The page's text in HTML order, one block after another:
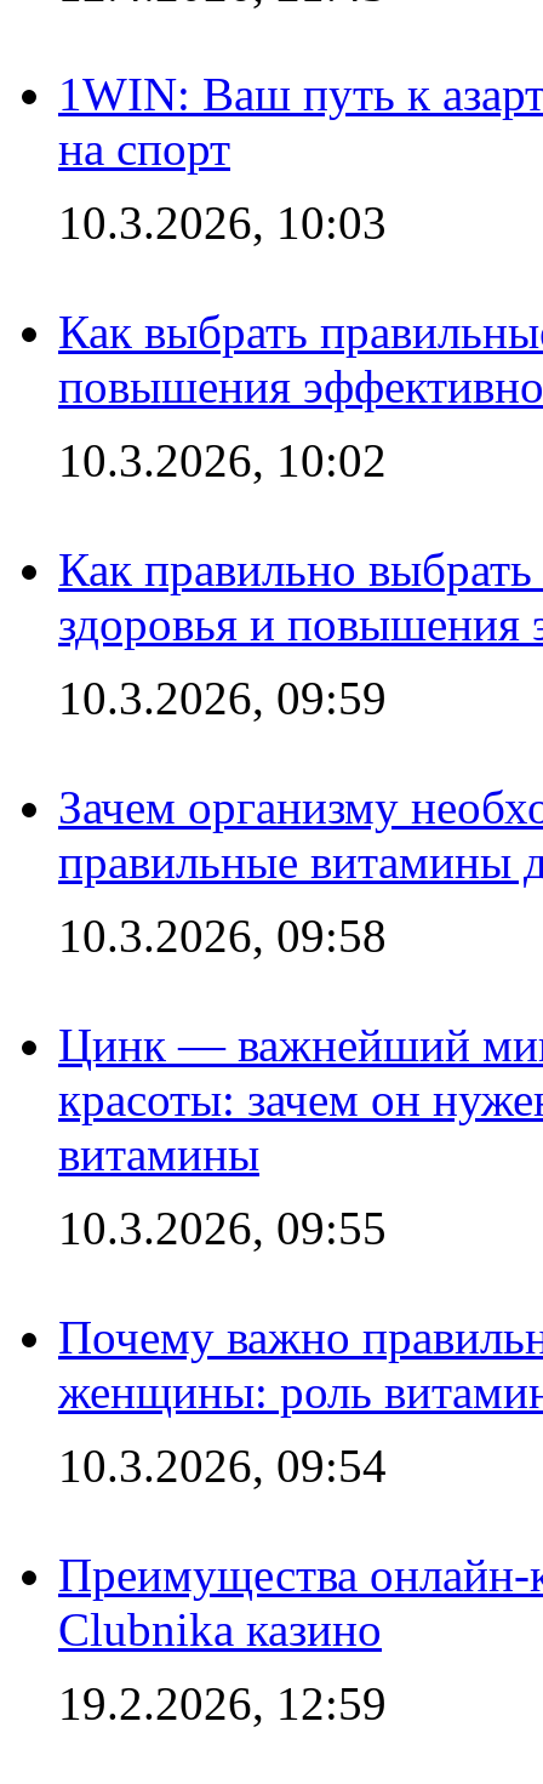
1WIN: Ваш путь к
на спорт
10.3.2026, 10:03
Как выбрать
повышения
10.3.2026, 10:02
Как правильно
здоровья и повышения
10.3.2026, 09:59
Зачем организму
правильные витамины
10.3.2026, 09:58
Цинк — важнейший
красоты: зачем он
витамины
10.3.2026, 09:55
Почему важно
женщины: роль
10.3.2026, 09:54
Преимущества онлайн-
Clubnika казино
19.2.2026, 12:59